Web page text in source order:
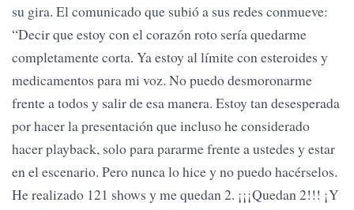
su gira. El comunicado que subió a sus redes conmueve:
“Decir que estoy con el corazón roto sería quedarme
completamente corta. Ya estoy al límite con esteroides y
medicamentos para mi voz. No puedo desmoronarme
frente a todos y salir de esa manera. Estoy tan desesperada
por hacer la presentación que incluso he considerado
hacer playback, solo para pararme frente a ustedes y estar
en el escenario. Pero nunca lo hice y no puedo hacérselos.
He realizado 121 shows y me quedan 2. ¡¡¡Quedan 2!!! ¡Y